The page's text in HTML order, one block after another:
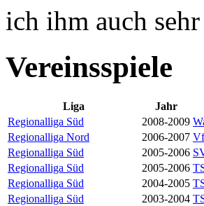
ich ihm auch
Vereinsspiele
Liga Jahr
Regionalliga Süd
2008-2009
Regionalliga Nord
2006-2007
Regionalliga Süd
2005-2006
Regionalliga Süd
2005-2006
Regionalliga Süd
2004-2005
Regionalliga Süd
2003-2004